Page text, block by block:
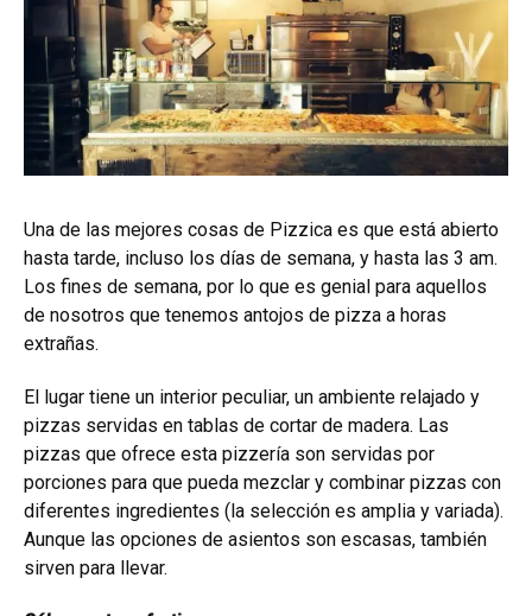
Una de las mejores cosas de Pizzica es que está abierto
hasta tarde, incluso los días de semana, y hasta las 3 am.
Los fines de semana, por lo que es genial para aquellos
de nosotros que tenemos antojos de pizza a horas
extrañas.
El lugar tiene un interior peculiar, un ambiente relajado y
pizzas servidas en tablas de cortar de madera. Las
pizzas que ofrece esta pizzería son servidas por
porciones para que pueda mezclar y combinar pizzas con
diferentes ingredientes (la selección es amplia y variada).
Aunque las opciones de asientos son escasas, también
sirven para llevar.